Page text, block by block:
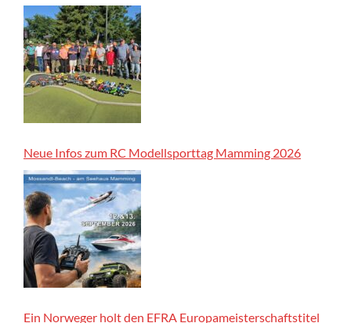
Neue Infos zum RC Modellsporttag Mamming 2026
Ein Norweger holt den EFRA Europameisterschaftstitel